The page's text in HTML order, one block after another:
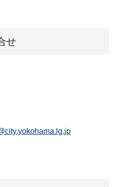
せ